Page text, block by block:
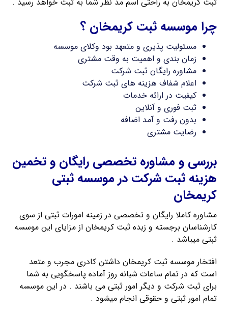
چرا موسسه ثبت کریمخان ؟
مسئولیت پذیری و متعهد بود وکلای موسسه
زمان بندی و اهمیت به وقت مشتری
مشاوره رایگان ثبت شرکت
اعلام شفاف هزینه های ثبت شرکت
کیفیت در ارائه خدمات
ثبت فوری و آنلاین
بدون رفت و آمد اضافه
رضایت مشتری
بررسی و مشاوره تخصصی رایگان و تخمین
هزینه ثبت شرکت در موسسه ثبتی
کریمخان
مشاوره کاملا رایگان و تخصصی در زمینه امورات ثبتی از سوی
کارشناسان برجسته و زبده ثبت کریمخان از مزایای این موسسه
ثبتی میباشد .
افتخار موسسه ثبت کریمخان داشتن کادری مجرب و متعد
است که در تمام ساعات شبانه روز آماده پاسخگویی به شما
برای ثبت شرکت و دیگر امور ثبتی می باشند . در این موسسه
تمام امور ثبتی و حقوقی انجام میشود .